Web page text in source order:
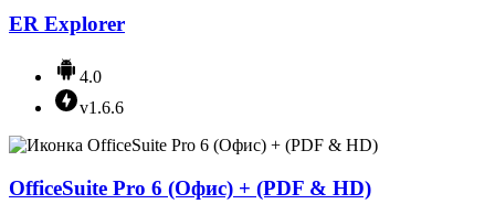
ER Explorer
4.0
v1.6.6
OfficeSuite Pro 6 (Офис) + (PDF & HD)